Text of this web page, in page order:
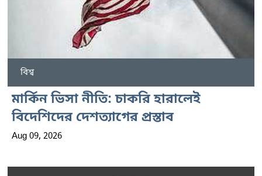
বিশ্ব
মার্কিন ভিসা নীতি: চাকরি হারালেই
বিদেশিদের দেশত্যাগের প্রস্তাব
Aug 09, 2026